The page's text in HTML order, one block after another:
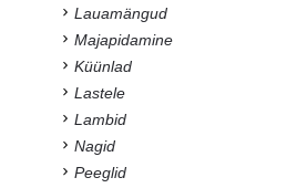
Lauamängud
Majapidamine
Küünlad
Lastele
Lambid
Nagid
Peeglid